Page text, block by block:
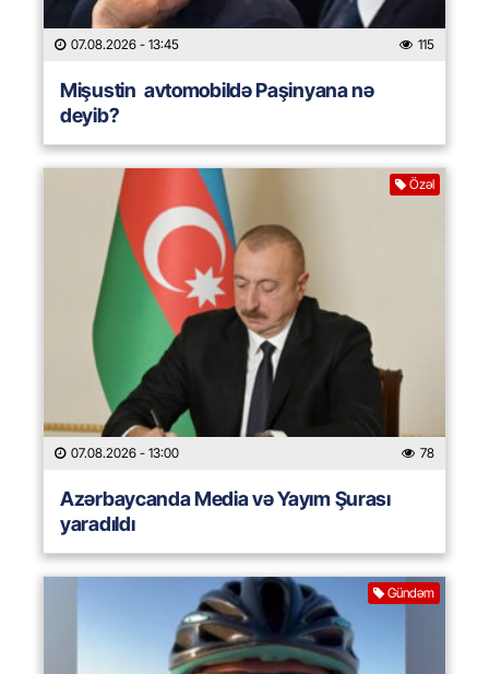
07.08.2026 - 13:45 115
Mişustin avtomobildə Paşinyana nə
deyib?
Özəl
07.08.2026 - 13:00 78
Azərbaycanda Media və Yayım Şurası
yaradıldı
Gündəm